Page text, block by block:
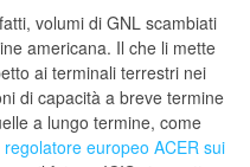
volumi di GNL scambiati
americana. Il che li mette
ai terminali terrestri nei
di capacità a breve termine
a lungo termine, come
europeo ACER sui